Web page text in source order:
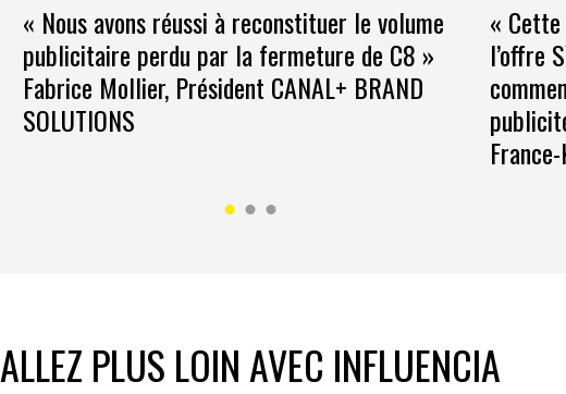
« Nous avons réussi à reconstituer le volume
publicitaire perdu par la fermeture de C8 »
Fabrice Mollier, Président CANAL+ BRAND
SOLUTIONS
«
l’offre
ALLEZ PLUS LOIN AVEC INFLUENCIA